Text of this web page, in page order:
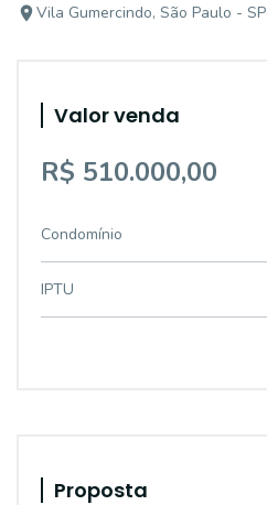
Vila Gumercindo, São Paulo - SP
Valor venda
R$ 510.000,00
Condomínio
IPTU
Proposta